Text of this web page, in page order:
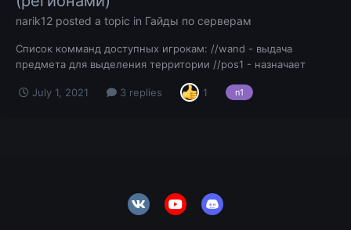
narik12 posted a topic in Гайды по серверам
Список комманд доступных игрокам: //wand - выдача
предмета для выделения территории //pos1 - назначает
//pos2 - назначает второй позицией для выделения бл...
July 1, 2021 3 replies 1 n1